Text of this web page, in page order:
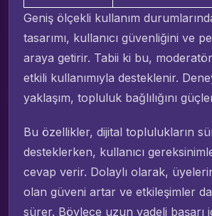
Geniş ölçekli kullanım
tasarımı, kullanıcı güvenliğini ve
araya getirir. Tabii ki bu, moderatör
etkili kullanımıyla desteklenir.
yaklaşım, topluluk bağlılığını
Bu özellikler, dijital toplulukların
desteklerken, kullanıcı
cevap verir. Dolaylı olarak,
olan güveni artar ve etkileşimler
sürer. Böylece uzun vadeli başarı